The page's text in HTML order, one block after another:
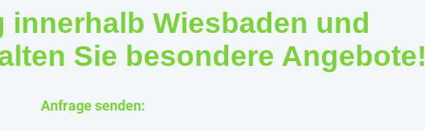
innerhalb Wiesbaden und
Sie besondere Angebote!
Anfrage senden: